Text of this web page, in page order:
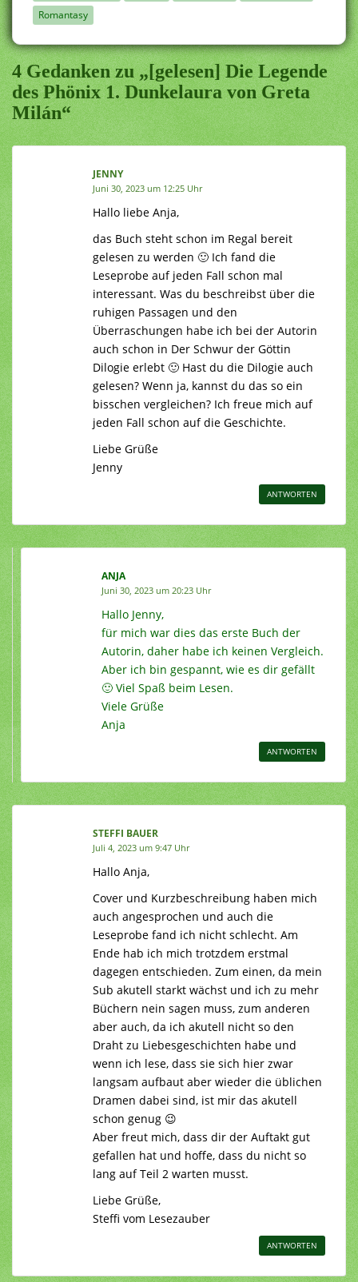
Romantasy
4 Gedanken zu „[gelesen] Die Legende
des Phönix 1. Dunkelaura von Greta
Milán“
JENNY
Juni 30, 2023 um 12:25 Uhr
Hallo liebe Anja,
das Buch steht schon im Regal bereit
gelesen zu werden 🙂 Ich fand die
Leseprobe auf jeden Fall schon mal
interessant. Was du beschreibst über die
ruhigen Passagen und den
Überraschungen habe ich bei der Autorin
auch schon in Der Schwur der Göttin
Dilogie erlebt 🙂 Hast du die Dilogie auch
gelesen? Wenn ja, kannst du das so ein
bisschen vergleichen? Ich freue mich auf
jeden Fall schon auf die Geschichte.
Liebe Grüße
Jenny
ANTWORTEN
ANJA
Juni 30, 2023 um 20:23 Uhr
Hallo Jenny,
für mich war dies das erste Buch der
Autorin, daher habe ich keinen Vergleich.
Aber ich bin gespannt, wie es dir gefällt
🙂 Viel Spaß beim Lesen.
Viele Grüße
Anja
ANTWORTEN
STEFFI BAUER
Juli 4, 2023 um 9:47 Uhr
Hallo Anja,
Cover und Kurzbeschreibung haben mich
auch angesprochen und auch die
Leseprobe fand ich nicht schlecht. Am
Ende hab ich mich trotzdem erstmal
dagegen entschieden. Zum einen, da mein
Sub akutell starkt wächst und ich zu mehr
Büchern nein sagen muss, zum anderen
aber auch, da ich akutell nicht so den
Draht zu Liebesgeschichten habe und
wenn ich lese, dass sie sich hier zwar
langsam aufbaut aber wieder die üblichen
Dramen dabei sind, ist mir das akutell
schon genug 😉
Aber freut mich, dass dir der Auftakt gut
gefallen hat und hoffe, dass du nicht so
lang auf Teil 2 warten musst.
Liebe Grüße,
Steffi vom Lesezauber
ANTWORTEN